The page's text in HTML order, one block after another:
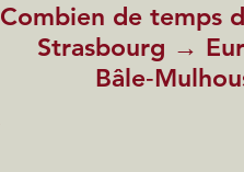
Combien de temps
Strasbourg →